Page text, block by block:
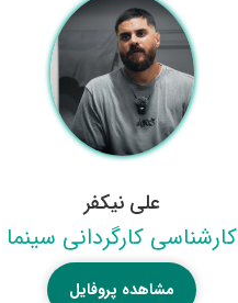
علی نیکفر
کارشناسی کارگردانی سینما
مشاهده پروفایل